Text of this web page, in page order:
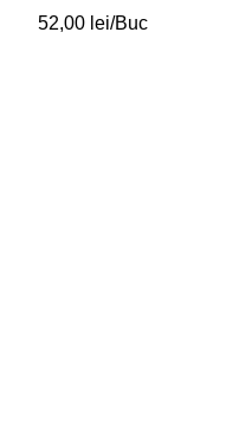
52,00 lei/Buc